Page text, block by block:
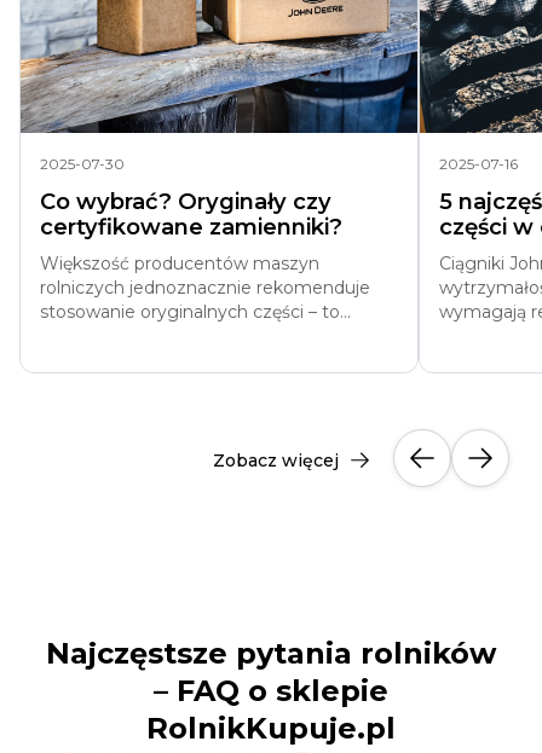
2025-07-30
Co wybrać? Oryginały czy
certyfikowane zamienniki?
Większość producentów maszyn
rolniczych jednoznacznie rekomenduje
stosowanie oryginalnych części – to...
2025-07-16
5
części w
Ciągniki
wymagają
Zobacz więcej
Najczęstsze pytania rolników
– FAQ o sklepie
RolnikKupuje.pl